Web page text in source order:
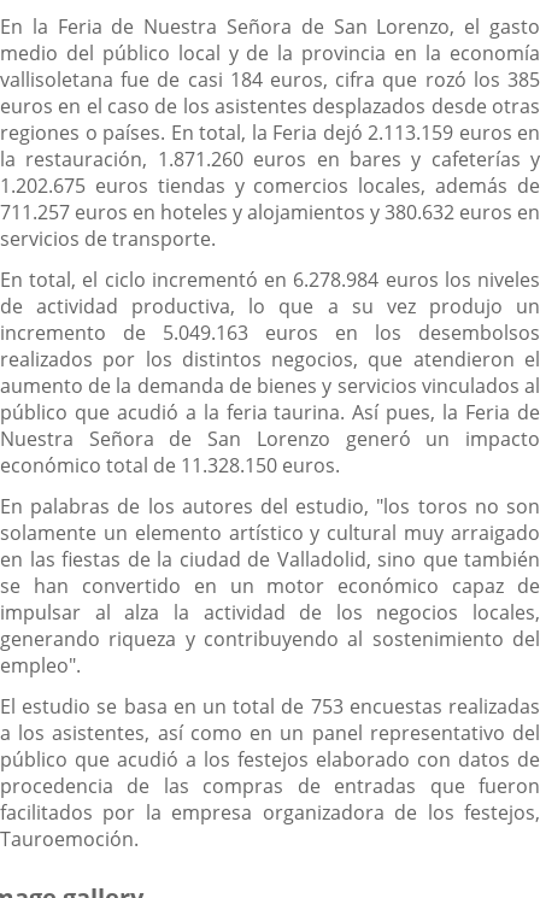
En la Feria de Nuestra Señora de San Lorenzo, el gasto
medio del público local y de la provincia en la economía
vallisoletana fue de casi 184 euros, cifra que rozó los 385
euros en el caso de los asistentes desplazados desde otras
regiones o países. En total, la Feria dejó 2.113.159 euros en
la restauración, 1.871.260 euros en bares y cafeterías y
1.202.675 euros tiendas y comercios locales, además de
711.257 euros en hoteles y alojamientos y 380.632 euros en
servicios de transporte.
En total, el ciclo incrementó en 6.278.984 euros los niveles
de actividad productiva, lo que a su vez produjo un
incremento de 5.049.163 euros en los desembolsos
realizados por los distintos negocios, que atendieron el
aumento de la demanda de bienes y servicios vinculados al
público que acudió a la feria taurina. Así pues, la Feria de
Nuestra Señora de San Lorenzo generó un impacto
económico total de 11.328.150 euros.
En palabras de los autores del estudio, "los toros no son
solamente un elemento artístico y cultural muy arraigado
en las fiestas de la ciudad de Valladolid, sino que también
se han convertido en un motor económico capaz de
impulsar al alza la actividad de los negocios locales,
generando riqueza y contribuyendo al sostenimiento del
empleo".
El estudio se basa en un total de 753 encuestas realizadas
a los asistentes, así como en un panel representativo del
público que acudió a los festejos elaborado con datos de
procedencia de las compras de entradas que fueron
facilitados por la empresa organizadora de los festejos,
Tauroemoción.